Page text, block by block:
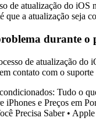
de atualização do iOS
a atualização seja
durante o
de atualização
contato com o
Tudo o
iPhones e Preços em
Precisa Saber•